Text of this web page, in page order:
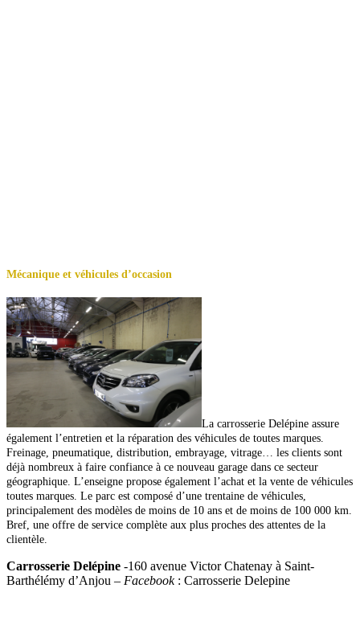
Mécanique et véhicules d’occasion
La carrosserie Delépine assure
également l’entretien et la réparation des véhicules de toutes marques.
Freinage, pneumatique, distribution, embrayage, vitrage… les clients sont
déjà nombreux à faire confiance à ce nouveau garage dans ce secteur
géographique. L’enseigne propose également l’achat et la vente de véhicules
toutes marques. Le parc est composé d’une trentaine de véhicules,
principalement des modèles de moins de 10 ans et de moins de 100 000 km.
Bref, une offre de service complète aux plus proches des attentes de la
clientèle.
Carrosserie Delépine -160 avenue Victor Chatenay à Saint-
Barthélémy d’Anjou – Facebook: Carrosserie Delepine